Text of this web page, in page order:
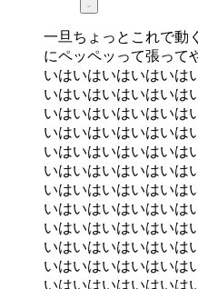
一旦ちょっとこれで動
にペッペッって張って
いはいはいはいはいは
いはいはいはいはいは
いはいはいはいはいは
いはいはいはいはいは
いはいはいはいはいは
いはいはいはいはいは
いはいはいはいはいは
いはいはいはいはいは
いはいはいはいはいは
いはいはいはいはいは
いはいはいはいはいは
いはいはいはいはいは